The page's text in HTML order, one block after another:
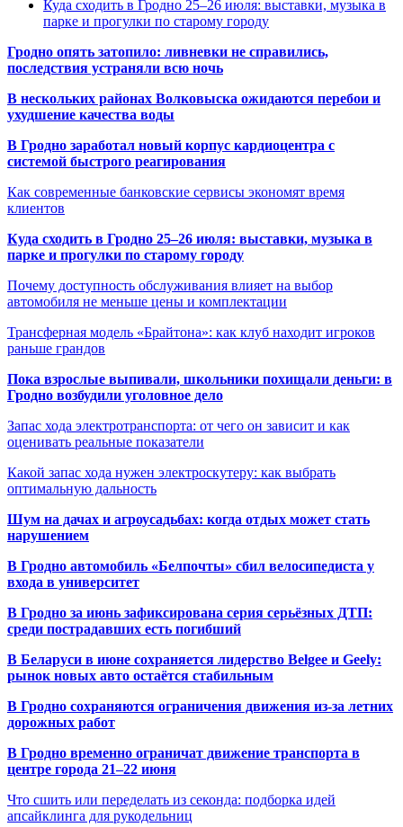
Куда сходить в Гродно 25–26 июля: выставки, музыка в
парке и прогулки по старому городу
Гродно опять затопило: ливневки не справились,
последствия устраняли всю ночь
В нескольких районах Волковыска ожидаются перебои и
ухудшение качества воды
В Гродно заработал новый корпус кардиоцентра с
системой быстрого реагирования
Как современные банковские сервисы экономят время
клиентов
Куда сходить в Гродно 25–26 июля: выставки, музыка в
парке и прогулки по старому городу
Почему доступность обслуживания влияет на выбор
автомобиля не меньше цены и комплектации
Трансферная модель «Брайтона»: как клуб находит игроков
раньше грандов
Пока взрослые выпивали, школьники похищали деньги: в
Гродно возбудили уголовное дело
Запас хода электротранспорта: от чего он зависит и как
оценивать реальные показатели
Какой запас хода нужен электроскутеру: как выбрать
оптимальную дальность
Шум на дачах и агроусадьбах: когда отдых может стать
нарушением
В Гродно автомобиль «Белпочты» сбил велосипедиста у
входа в университет
В Гродно за июнь зафиксирована серия серьёзных ДТП:
среди пострадавших есть погибший
В Беларуси в июне сохраняется лидерство Belgee и Geely:
рынок новых авто остаётся стабильным
В Гродно сохраняются ограничения движения из-за летних
дорожных работ
В Гродно временно ограничат движение транспорта в
центре города 21–22 июня
Что сшить или переделать из секонда: подборка идей
апсайклинга для рукодельниц